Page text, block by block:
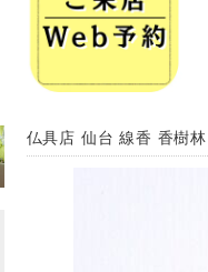
仏具店 仙台 線香 香樹